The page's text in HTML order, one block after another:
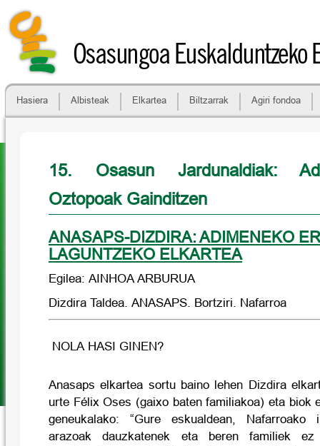
Osasungoa Euskalduntzeko
Hasiera Albisteak Elkartea Biltzarrak Agiri fondoa
15. Osasun Jardunaldiak:
Oztopoak Gainditzen
ANASAPS-DIZDIRA: ADIMENEKO
LAGUNTZEKO ELKARTEA
Egilea: AINHOA ARBURUA
Dizdira Taldea. ANASAPS. Bortziri. Nafarroa
NOLA HASI GINEN?
Anasaps elkartea sortu baino lehen Dizdira
urte Félix Oses (gaixo baten familiakoa) eta biok
geneukalako: “Gure eskualdean, Nafarroako
arazoak dauzkatenek eta beren familiek